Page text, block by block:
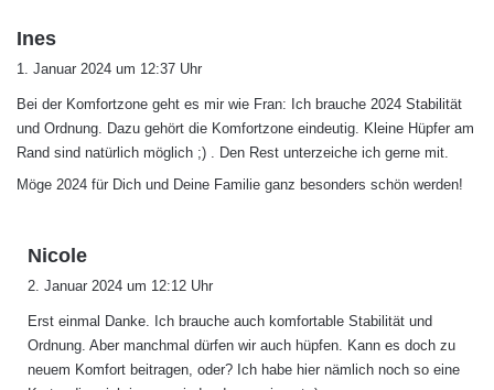
Ines
t
:
1. Januar 2024 um 12:37 Uhr
Bei der Komfortzone geht es mir wie Fran: Ich brauche 2024 Stabilität
und Ordnung. Dazu gehört die Komfortzone eindeutig. Kleine Hüpfer am
Rand sind natürlich möglich ;) . Den Rest unterzeiche ich gerne mit.
Möge 2024 für Dich und Deine Familie ganz besonders schön werden!
Nicole
t
:
2. Januar 2024 um 12:12 Uhr
Erst einmal Danke. Ich brauche auch komfortable Stabilität und
Ordnung. Aber manchmal dürfen wir auch hüpfen. Kann es doch zu
neuem Komfort beitragen, oder? Ich habe hier nämlich noch so eine